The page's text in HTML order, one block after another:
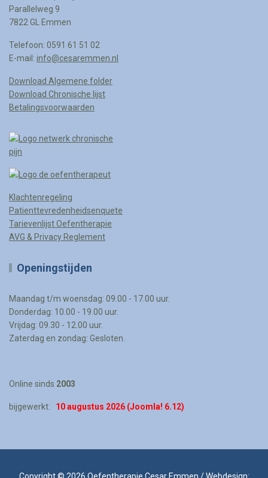
Parallelweg 9
7822 GL Emmen
Telefoon: 0591 61 51 02
E-mail: info@cesaremmen.nl
Download Algemene folder
Download Chronische lijst
Betalingsvoorwaarden
Klachtenregeling
Patienttevredenheidsenquete
Tarievenlijst Oefentherapie
AVG & Privacy Reglement
Openingstijden
Maandag t/m woensdag: 09.00 - 17.00 uur.
Donderdag: 10.00 - 19.00 uur.
Vrijdag: 09.30 - 12.00 uur.
Zaterdag en zondag: Gesloten.
Online sinds 2003
bijgewerkt: 10 augustus 2026 (Joomla! 6.12)